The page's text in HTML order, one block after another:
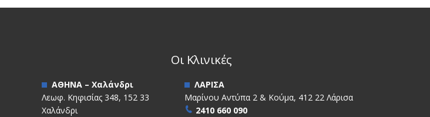
Οι Κλινικές
ΑΘΗΝΑ – Χαλάνδρι
Λεωφ. Κηφισίας 348, 152 33
Χαλάνδρι
ΛΑΡΙΣΑ
Μαρίνου Αντύπα 2 & Κούμα, 412 22 Λάρισα
2410 660 090